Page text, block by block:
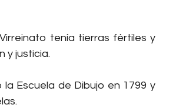
tenía tierras fértiles y
y justicia.
Escuela de Dibujo en 1799 y